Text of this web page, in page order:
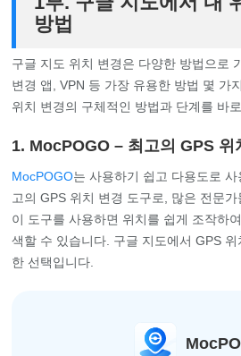
방법
구글 지도 위치 변경은 다양한 방법으로
변경 앱, VPN 등 가장 유용한 방법 몇 가
위치 변경의 구체적인 방법과 단계를 바
1. MocPOGO – 최고의 GPS 위
MocPOGO는 사용하기 쉽고 다용도로
고의 GPS 위치 변경 도구로, 많은 전문
이 도구를 사용하면 위치를 쉽게 조작하
색할 수 있습니다. 구글 지도에서 GPS
한 선택입니다.